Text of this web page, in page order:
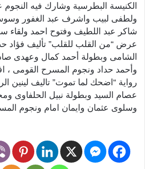
الكنيسة البطرسية وشارك فيه النجوم
ولطفى لبيب واشرف عبد الغفور
شاكر عبد اللطيف وفتوح احمد ولقاء
عرض “من القلب للقلب” تأليف فؤاد
الشامى وبطولة أحمد كمال وعهدى
وأحمد حداد ونجوم المسرح القومى ،
رواية “اضحك لما تموت” تاليف لينين
عصام السيد وبطولة نبيل الحلفاوى
وسلوى عثمان وايمان امام ونجوم